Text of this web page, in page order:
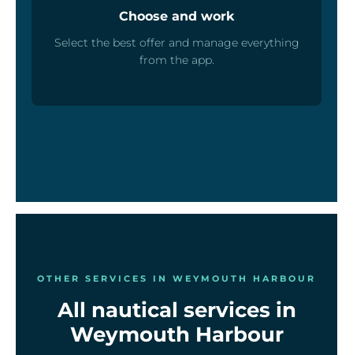
Choose and work
Select the best offer and manage everything
from the app.
OTHER SERVICES IN WEYMOUTH HARBOUR
All nautical services in
Weymouth Harbour